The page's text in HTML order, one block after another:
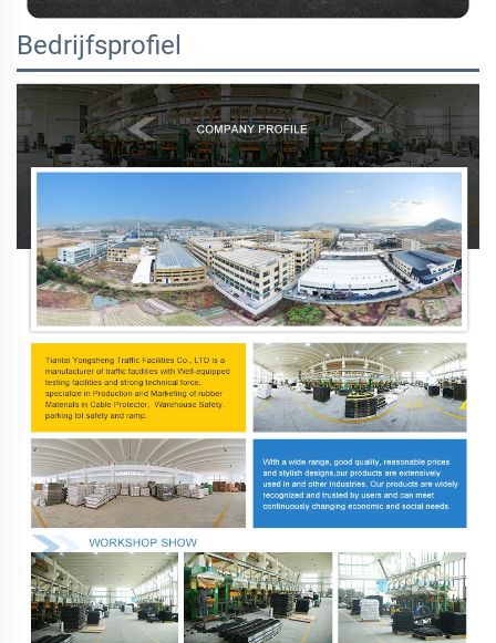
Bedrijfsprofiel